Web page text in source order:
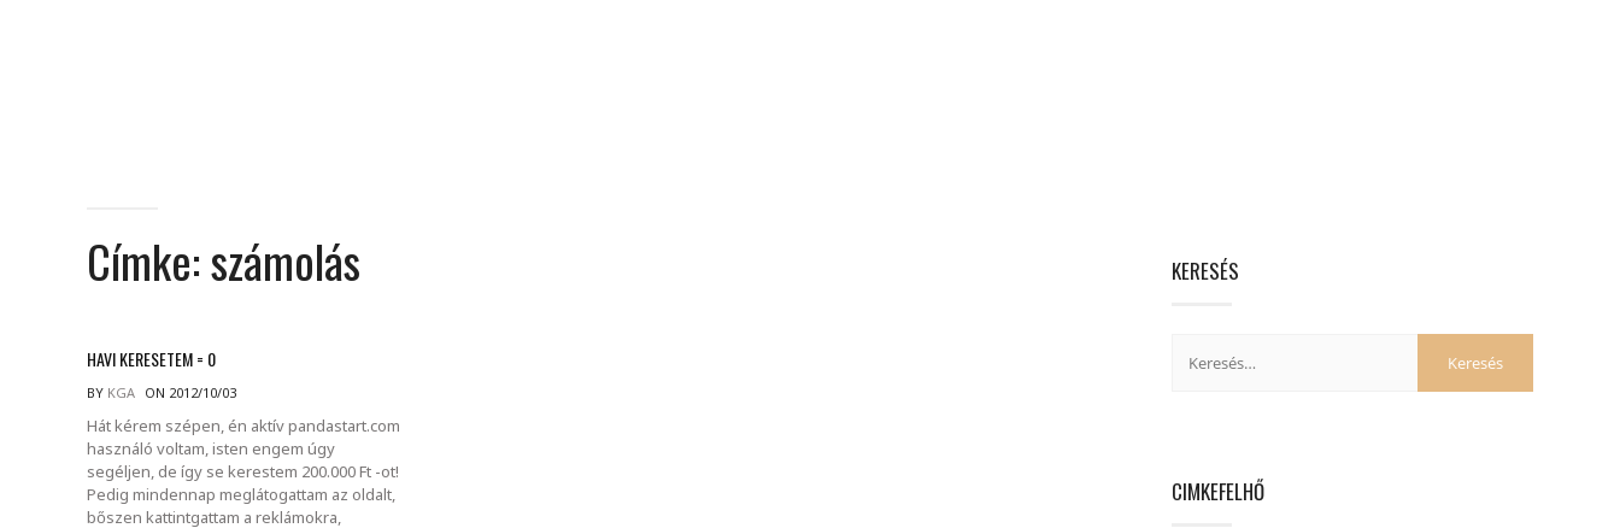
Címke:számolás
HAVI KERESETEM = 0
BY KGA ON 2012/10/03
Hát kérem szépen, én aktív pandastart.com
használó voltam, isten engem úgy
segéljen, de így se kerestem 200.000 Ft -ot!
Pedig mindennap meglátogattam az oldalt,
bőszen kattintgattam a reklámokra,
KERESÉS
CIMKEFELHŐ